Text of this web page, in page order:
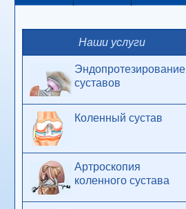
Наши услуги
Эндопротезирование
суставов
Коленный сустав
Артроскопия
коленного сустава